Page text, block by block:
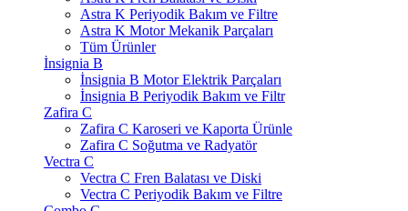
Astra K Periyodik Bakım ve Filtre
Astra K Motor Mekanik Parçaları
Tüm Ürünler
İnsignia B
İnsignia B Motor Elektrik Parçaları
İnsignia B Periyodik Bakım ve Filtr
Zafira C
Zafira C Karoseri ve Kaporta Ürünle
Zafira C Soğutma ve Radyatör
Vectra C
Vectra C Fren Balatası ve Diski
Vectra C Periyodik Bakım ve Filtre